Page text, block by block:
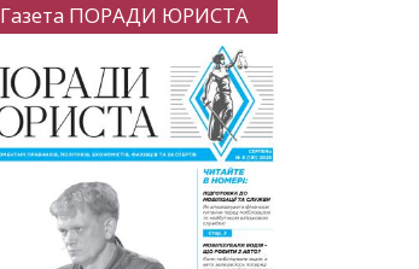
Газета ПОРАДИ ЮРИСТА